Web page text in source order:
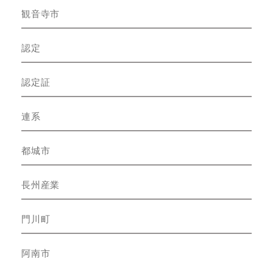
観音寺市
認定
認定証
連系
都城市
長州産業
門川町
阿南市